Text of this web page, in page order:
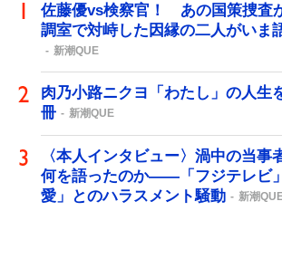
佐藤優vs検察官！ あの国策捜査
調室で対峙した因縁の二人がいま
新潮QUE
肉乃小路ニクヨ「わたし」の人生
冊
新潮QUE
〈本人インタビュー〉渦中の当事
何を語ったのか――「フジテレビ
愛」とのハラスメント騒動
新潮